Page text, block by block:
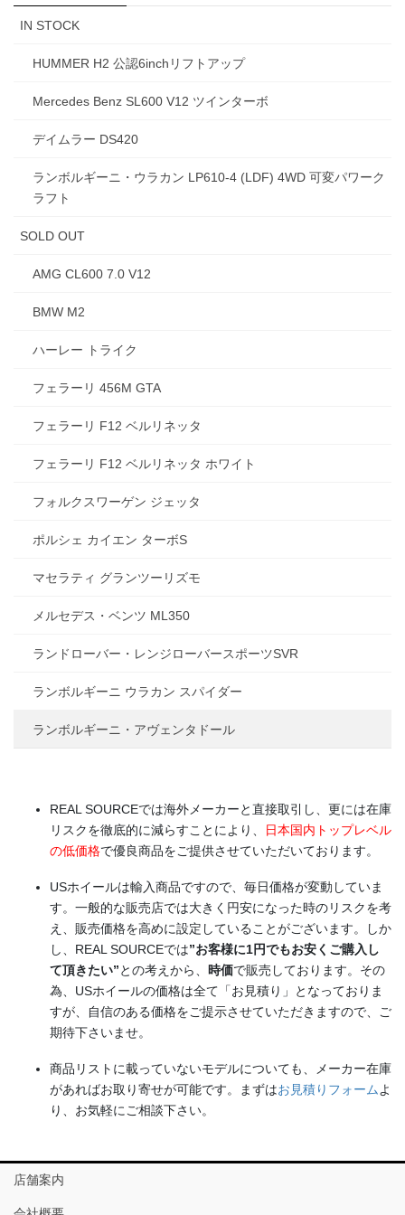
IN STOCK
HUMMER H2 公認6inchリフトアップ
Mercedes Benz SL600 V12 ツインターボ
デイムラー DS420
ランボルギーニ・ウラカン LP610-4 (LDF) 4WD 可変パワーク
ラフト
SOLD OUT
AMG CL600 7.0 V12
BMW M2
ハーレー トライク
フェラーリ 456M GTA
フェラーリ F12 ベルリネッタ
フェラーリ F12 ベルリネッタ ホワイト
フォルクスワーゲン ジェッタ
ポルシェ カイエン ターボS
マセラティ グランツーリズモ
メルセデス・ベンツ ML350
ランドローバー・レンジローバースポーツSVR
ランボルギーニ ウラカン スパイダー
ランボルギーニ・アヴェンタドール
REAL SOURCEでは海外メーカーと直接取引し、更には在庫
リスクを徹底的に減らすことにより、
日本国内トップレベル
の低価格で優良商品をご提供させていただいております。
USホイールは輸入商品ですので、毎日価格が変動していま
す。一般的な販売店では大きく円安になった時のリスクを考
え、販売価格を高めに設定していることがございます。しか
し、REAL SOURCEでは”お客様に1円でもお安くご購入し
て頂きたい”との考えから、 時価で販売しております。その
為、USホイールの価格は全て「お見積り」となっておりま
すが、自信のある価格をご提示させていただきますので、ご
期待下さいませ。
商品リストに載っていないモデルについても、メーカー在庫
があればお取り寄せが可能です。まずはお見積りフォーム よ
り、お気軽にご相談下さい。
店舗案内